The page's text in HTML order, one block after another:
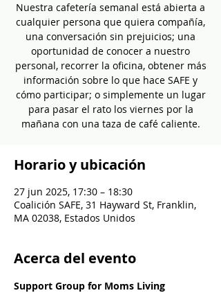
Nuestra cafetería semanal está abierta a
cualquier persona que quiera compañía,
una conversación sin prejuicios; una
oportunidad de conocer a nuestro
personal, recorrer la oficina, obtener más
información sobre lo que hace SAFE y
cómo participar; o simplemente un lugar
para pasar el rato los viernes por la
mañana con una taza de café caliente.
Horario y ubicación
27 jun 2025, 17:30 – 18:30
Coalición SAFE, 31 Hayward St, Franklin,
MA 02038, Estados Unidos
Acerca del evento
Support Group for Moms Living